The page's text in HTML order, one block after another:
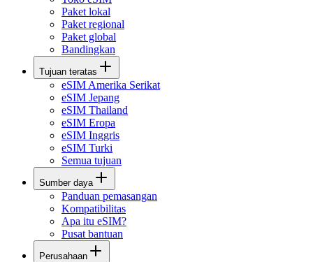
Paket lokal
Paket regional
Paket global
Bandingkan
Tujuan teratas
eSIM Amerika Serikat
eSIM Jepang
eSIM Thailand
eSIM Eropa
eSIM Inggris
eSIM Turki
Semua tujuan
Sumber daya
Panduan pemasangan
Kompatibilitas
Apa itu eSIM?
Pusat bantuan
Perusahaan